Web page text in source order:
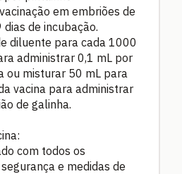
em embriões de
de incubação.
diluente para cada 1000
administrar 0,1 mL por
ou misturar 50 mL para
vacina para administrar
de galinha.
com todos os
e medidas de